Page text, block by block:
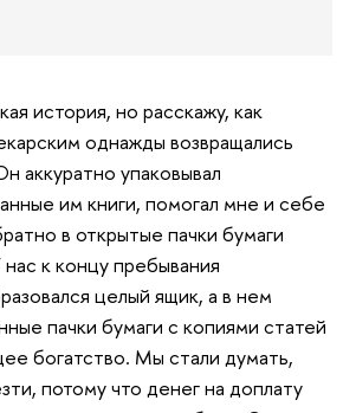
история, но расскажу, как
однажды возвращались
аккуратно упаковывал
им книги, помогал мне и себе
в открытые пачки бумаги
нас к концу пребывания
целый ящик, а в нем
пачки бумаги с копиями статей
богатство. Мы стали думать,
потому что денег на доплату